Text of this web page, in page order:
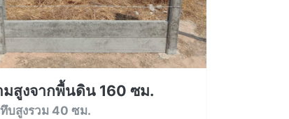
มสูงจากพื้นดิน 160 ซม.
บสูงรวม 40 ซม.